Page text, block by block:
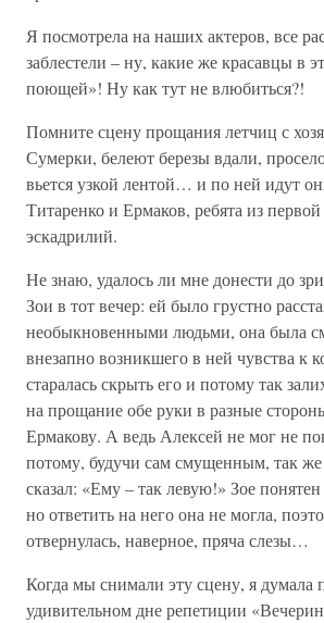
Я посмотрела на наших актеров, все
заблестели – ну, какие же красавцы в
поющей»! Ну как тут не влюбиться?!
Помните сцену прощания летчиц с
Сумерки, белеют березы вдали,
вьется узкой лентой… и по ней идут
Титаренко и Ермаков, ребята из
эскадрилий.
Не знаю, удалось ли мне донести до
Зои в тот вечер: ей было грустно
необыкновенными людьми, она была
внезапно возникшего в ней чувства к
старалась скрыть его и потому так
на прощание обе руки в разные
Ермакову. А ведь Алексей не мог не
потому, будучи сам смущенным, так
сказал: «Ему – так левую!» Зое
но ответить на него она не могла,
отвернулась, наверное, пряча слезы…
Когда мы снимали эту сцену, я думала
удивительном дне репетиции